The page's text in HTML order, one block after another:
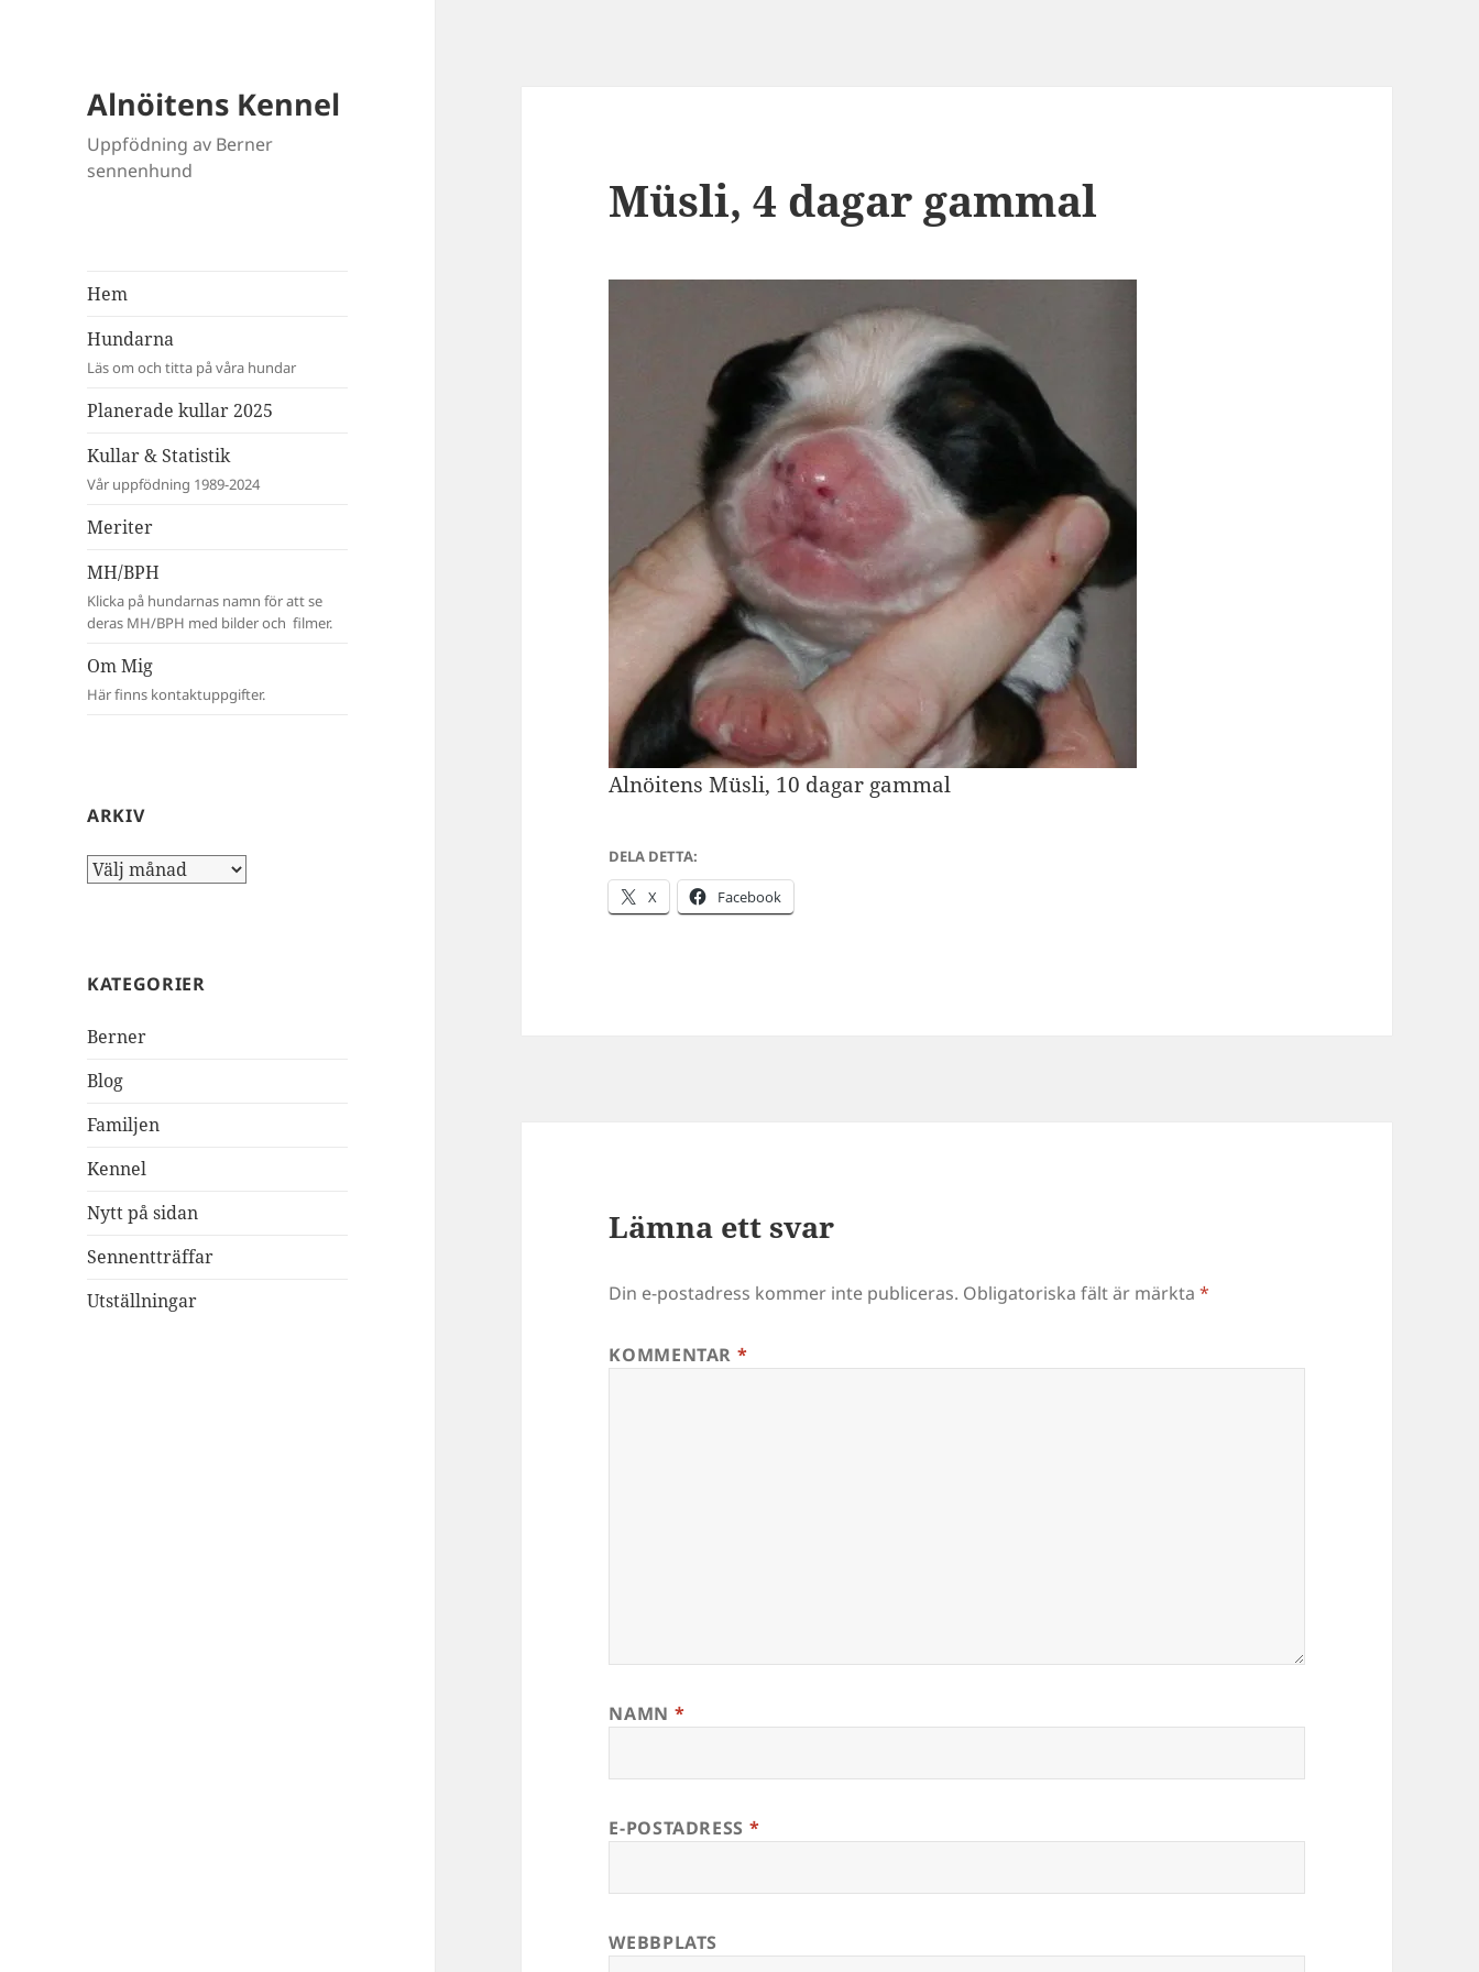
Alnöitens Kennel
Uppfödning av Berner
sennenhund
Hem
Hundarna
Läs om och titta på våra hundar
Planerade kullar 2025
Kullar & Statistik
Vår uppfödning 1989-2024
Meriter
MH/BPH
Klicka på hundarnas namn för att se
deras MH/BPH med bilder och filmer.
Om Mig
Här finns kontaktuppgifter.
ARKIV
Arkiv
KATEGORIER
Berner
Blog
Familjen
Kennel
Nytt på sidan
Sennentträffar
Utställningar
Müsli, 4 dagar gammal
Alnöitens Müsli, 10 dagar gammal
DELA DETTA:
X Facebook
Lämna ett svar
Din e-postadress kommer inte publiceras. Obligatoriska fält är märkta*
KOMMENTAR *
NAMN *
E-POSTADRESS *
WEBBPLATS